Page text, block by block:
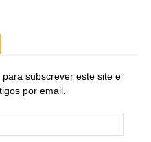
subscrever este site e
por email.